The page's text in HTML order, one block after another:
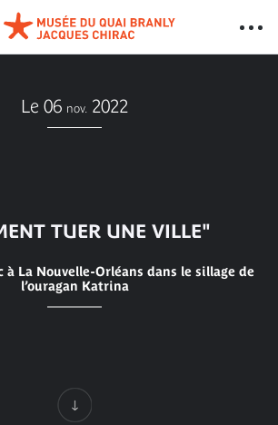
Le 06 nov. 2022
TUER UNE VILLE"
à La Nouvelle-Orléans dans le sillage de
l’ouragan Katrina